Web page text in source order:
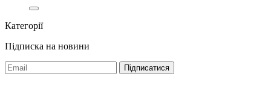
Категорії
Підписка на новини